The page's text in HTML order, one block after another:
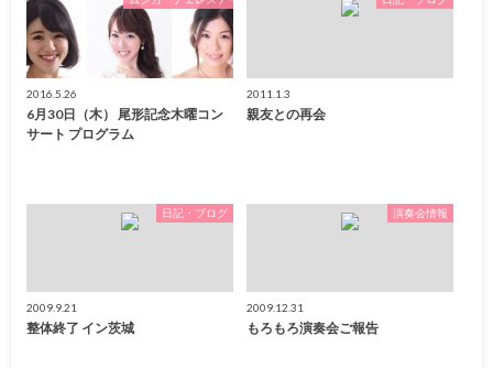
2016.5.26
6月30日（木） 尾形記念木曜コン
サート プログラム
2011.1.3
親友との再会
日記・ブログ
2009.9.21
整体終了 イン茨城
演奏会情報
2009.12.31
もろもろ演奏会ご報告